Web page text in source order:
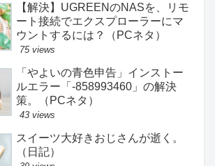
【解決】UGREENのNASを、リモ
ート接続でエクスプローラーにマ
ウントするには？（PCネタ）
75 views
「やよいの青色申告」インストー
ルエラー「-858993460」の解決
策。（PCネタ）
43 views
スイーツ大好きおじさんが逝く。
（日記）